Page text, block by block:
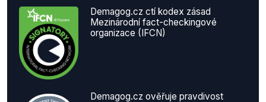
Demagog.cz ctí kodex zásad
Mezinárodní fact-checkingové
organizace (IFCN)
Demagog.cz ověřuje pravdivost